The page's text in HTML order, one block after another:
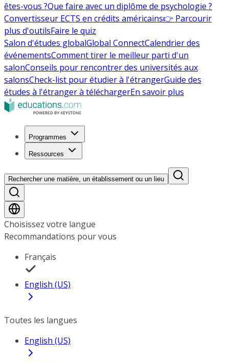
êtes-vous ?Que faire avec un diplôme de psychologie ?
Convertisseur ECTS en crédits américains👉 Parcourir
plus d'outilsFaire le quiz
Salon d'études globalGlobal ConnectCalendrier des
événementsComment tirer le meilleur parti d'un
salonConseils pour rencontrer des universités aux
salonsCheck-list pour étudier à l'étrangerGuide des
études à l'étranger à téléchargerEn savoir plus
Programmes
Ressources
Rechercher une matière, un établissement ou un lieu
Choisissez votre langue
Recommandations pour vous
Français
English (US)
Toutes les langues
English (US)